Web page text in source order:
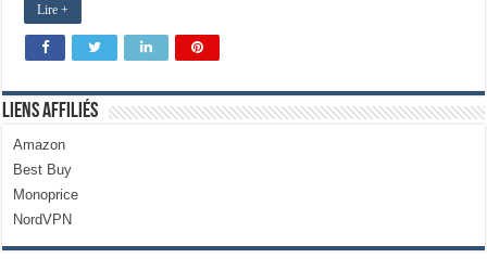
Lire +
Liens Affiliés
Amazon
Best Buy
Monoprice
NordVPN